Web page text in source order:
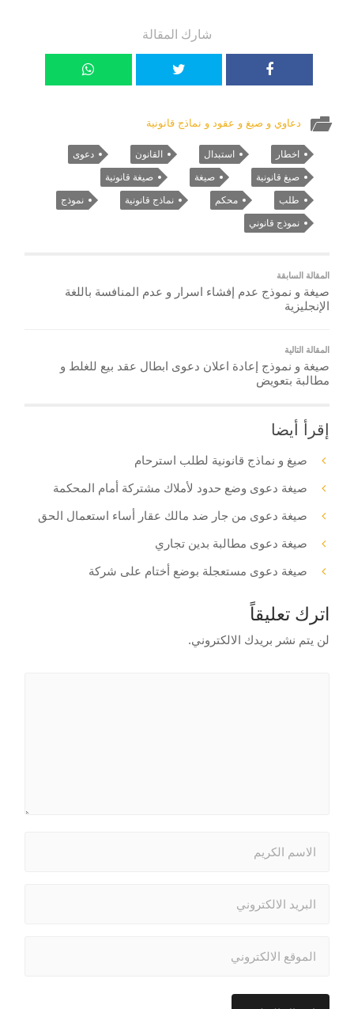
شارك المقالة
دعاوي و صيغ و عقود و نماذج قانونية
اخطار استبدال القانون دعوى
صيغ قانونية صيغة صيغة قانونية
طلب محكم نماذج قانونية نموذج
نموذج قانوني
المقالة السابقة
صيغة و نموذج عدم إفشاء اسرار و عدم المنافسة باللغة
الإنجليزية
المقالة التالية
صيغة و نموذج إعادة اعلان دعوى ابطال عقد بيع للغلط و
مطالبة بتعويض
إقرأ أيضا
صيغ و نماذج قانونية لطلب استرحام
صيغة دعوى وضع حدود لأملاك مشتركة أمام المحكمة
صيغة دعوى من جار ضد مالك عقار أساء استعمال الحق
صيغة دعوى مطالبة بدين تجاري
صيغة دعوى مستعجلة بوضع أختام على شركة
اترك تعليقاً
لن يتم نشر بريدك الالكتروني.